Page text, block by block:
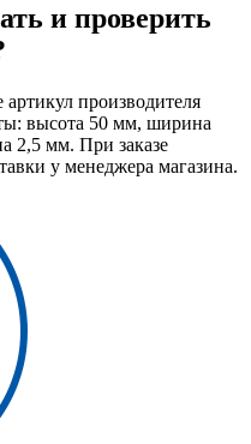
и проверить
производителя
высота 50 мм, ширина
2,5 мм. При заказе
у менеджера магазина.